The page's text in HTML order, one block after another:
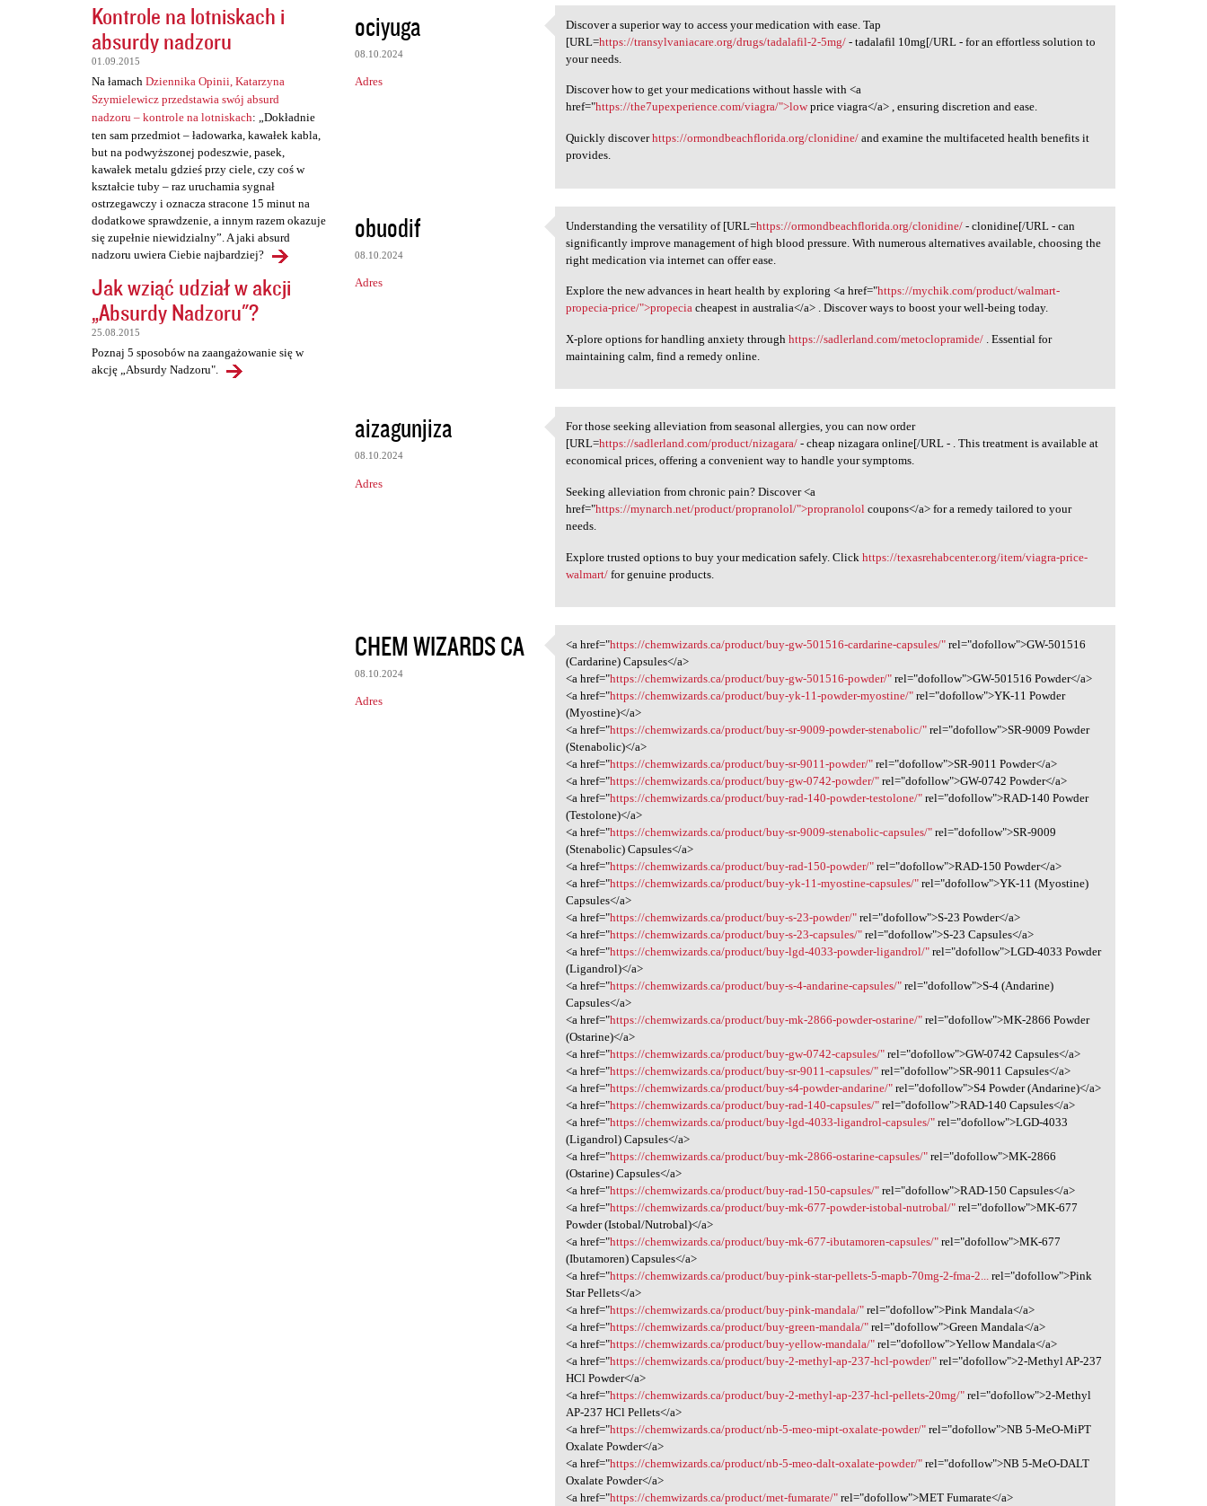
Kontrole na lotniskach i
absurdy nadzoru
01.09.2015
Na łamach Dziennika Opinii, Katarzyna
Szymielewicz przedstawia swój absurd
nadzoru – kontrole na lotniskach: „Dokładnie
ten sam przedmiot – ładowarka, kawałek kabla,
but na podwyższonej podeszwie, pasek,
kawałek metalu gdzieś przy ciele, czy coś w
kształcie tuby – raz uruchamia sygnał
ostrzegawczy i oznacza stracone 15 minut na
dodatkowe sprawdzenie, a innym razem okazuje
się zupełnie niewidzialny”. A jaki absurd
nadzoru uwiera Ciebie najbardziej?
Jak wziąć udział w akcji
„Absurdy Nadzoru"?
25.08.2015
Poznaj 5 sposobów na zaangażowanie się w
akcję „Absurdy Nadzoru".
ociyuga
08.10.2024
Adres
Discover a superior way to
Discover a superior way to access your medication with ease. Tap
[URL=https://transylvaniacare.org/drugs/tadalafil-2-5mg/ - tadalafil 10mg[/URL - for an effortless solution to
your needs.
Discover how to get your medications without hassle with <a
href="https://the7upexperience.com/viagra/">lowprice viagra</a> , ensuring discretion and ease.
Quickly discoverhttps://ormondbeachflorida.org/clonidine/ and examine the multifaceted health benefits it
provides.
obuodif
08.10.2024
Adres
Understanding the versatility
Understanding the versatility of [URL=https://ormondbeachflorida.org/clonidine/ - clonidine[/URL - can
significantly improve management of high blood pressure. With numerous alternatives available, choosing the
right medication via internet can offer ease.
Explore the new advances in heart health by exploring <a href="https://mychik.com/product/walmart-
propecia-price/">propecia cheapest in australia</a> . Discover ways to boost your well-being today.
X-plore options for handling anxiety throughhttps://sadlerland.com/metoclopramide/ . Essential for
maintaining calm, find a remedy online.
aizagunjiza
08.10.2024
Adres
For those seeking alleviation
For those seeking alleviation from seasonal allergies, you can now order
[URL=https://sadlerland.com/product/nizagara/ - cheap nizagara online[/URL - . This treatment is available at
economical prices, offering a convenient way to handle your symptoms.
Seeking alleviation from chronic pain? Discover <a
href="https://mynarch.net/product/propranolol/">propranolol coupons</a> for a remedy tailored to your
needs.
Explore trusted options to buy your medication safely. Clickhttps://texasrehabcenter.org/item/viagra-price-
walmart/ for genuine products.
CHEM WIZARDS CA
08.10.2024
Adres
<a href="https://chemwizards
<a href="https://chemwizards.ca/product/buy-gw-501516-cardarine-capsules/" rel="dofollow">GW-501516
(Cardarine) Capsules</a>
<a href="https://chemwizards.ca/product/buy-gw-501516-powder/" rel="dofollow">GW-501516 Powder</a>
<a href="https://chemwizards.ca/product/buy-yk-11-powder-myostine/" rel="dofollow">YK-11 Powder
(Myostine)</a>
<a href="https://chemwizards.ca/product/buy-sr-9009-powder-stenabolic/" rel="dofollow">SR-9009 Powder
(Stenabolic)</a>
<a href="https://chemwizards.ca/product/buy-sr-9011-powder/" rel="dofollow">SR-9011 Powder</a>
<a href="https://chemwizards.ca/product/buy-gw-0742-powder/" rel="dofollow">GW-0742 Powder</a>
<a href="https://chemwizards.ca/product/buy-rad-140-powder-testolone/" rel="dofollow">RAD-140 Powder
(Testolone)</a>
<a href="https://chemwizards.ca/product/buy-sr-9009-stenabolic-capsules/" rel="dofollow">SR-9009
(Stenabolic) Capsules</a>
<a href="https://chemwizards.ca/product/buy-rad-150-powder/" rel="dofollow">RAD-150 Powder</a>
<a href="https://chemwizards.ca/product/buy-yk-11-myostine-capsules/" rel="dofollow">YK-11 (Myostine)
Capsules</a>
<a href="https://chemwizards.ca/product/buy-s-23-powder/" rel="dofollow">S-23 Powder</a>
<a href="https://chemwizards.ca/product/buy-s-23-capsules/" rel="dofollow">S-23 Capsules</a>
<a href="https://chemwizards.ca/product/buy-lgd-4033-powder-ligandrol/" rel="dofollow">LGD-4033 Powder
(Ligandrol)</a>
<a href="https://chemwizards.ca/product/buy-s-4-andarine-capsules/" rel="dofollow">S-4 (Andarine)
Capsules</a>
<a href="https://chemwizards.ca/product/buy-mk-2866-powder-ostarine/" rel="dofollow">MK-2866 Powder
(Ostarine)</a>
<a href="https://chemwizards.ca/product/buy-gw-0742-capsules/" rel="dofollow">GW-0742 Capsules</a>
<a href="https://chemwizards.ca/product/buy-sr-9011-capsules/" rel="dofollow">SR-9011 Capsules</a>
<a href="https://chemwizards.ca/product/buy-s4-powder-andarine/" rel="dofollow">S4 Powder (Andarine)</a>
<a href="https://chemwizards.ca/product/buy-rad-140-capsules/" rel="dofollow">RAD-140 Capsules</a>
<a href="https://chemwizards.ca/product/buy-lgd-4033-ligandrol-capsules/" rel="dofollow">LGD-4033
(Ligandrol) Capsules</a>
<a href="https://chemwizards.ca/product/buy-mk-2866-ostarine-capsules/" rel="dofollow">MK-2866
(Ostarine) Capsules</a>
<a href="https://chemwizards.ca/product/buy-rad-150-capsules/" rel="dofollow">RAD-150 Capsules</a>
<a href="https://chemwizards.ca/product/buy-mk-677-powder-istobal-nutrobal/" rel="dofollow">MK-677
Powder (Istobal/Nutrobal)</a>
<a href="https://chemwizards.ca/product/buy-mk-677-ibutamoren-capsules/" rel="dofollow">MK-677
(Ibutamoren) Capsules</a>
<a href="https://chemwizards.ca/product/buy-pink-star-pellets-5-mapb-70mg-2-fma-2... rel="dofollow">Pink
Star Pellets</a>
<a href="https://chemwizards.ca/product/buy-pink-mandala/" rel="dofollow">Pink Mandala</a>
<a href="https://chemwizards.ca/product/buy-green-mandala/" rel="dofollow">Green Mandala</a>
<a href="https://chemwizards.ca/product/buy-yellow-mandala/" rel="dofollow">Yellow Mandala</a>
<a href="https://chemwizards.ca/product/buy-2-methyl-ap-237-hcl-powder/" rel="dofollow">2-Methyl AP-237
HCl Powder</a>
<a href="https://chemwizards.ca/product/buy-2-methyl-ap-237-hcl-pellets-20mg/" rel="dofollow">2-Methyl
AP-237 HCl Pellets</a>
<a href="https://chemwizards.ca/product/nb-5-meo-mipt-oxalate-powder/" rel="dofollow">NB 5-MeO-MiPT
Oxalate Powder</a>
<a href="https://chemwizards.ca/product/nb-5-meo-dalt-oxalate-powder/" rel="dofollow">NB 5-MeO-DALT
Oxalate Powder</a>
<a href="https://chemwizards.ca/product/met-fumarate/" rel="dofollow">MET Fumarate</a>